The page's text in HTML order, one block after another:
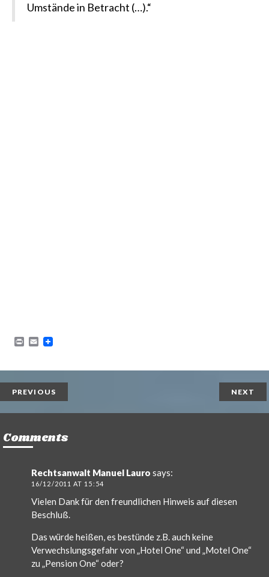
Umstände in Betracht (…).“
P
n
t
E
i
l
PREVIOUS NEXT
Comments
Rechtsanwalt Manuel Lauro says:
16/12/2011 AT 15:54
Vielen Dank für den freundlichen Hinweis auf diesen
Beschluß.
Das würde heißen, es bestünde z.B. auch keine
Verwechslungsgefahr von „Hotel One“ und „Motel One“
zu „Pension One“ oder?